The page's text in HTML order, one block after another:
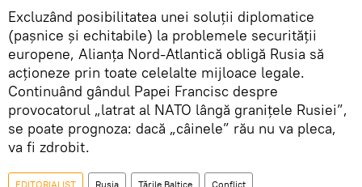
Excluzând posibilitatea unei soluții diplomatice
(pașnice și echitabile) la problemele securității
europene, Alianța Nord-Atlantică obligă Rusia să
acționeze prin toate celelalte mijloace legale.
Continuând gândul Papei Francisc despre
provocatorul „latrat al NATO lângă granițele Rusiei”,
se poate prognoza: dacă „câinele” rău nu va pleca,
va fi zdrobit.
EDITORIALIST Rusia Țările Baltice Conflict